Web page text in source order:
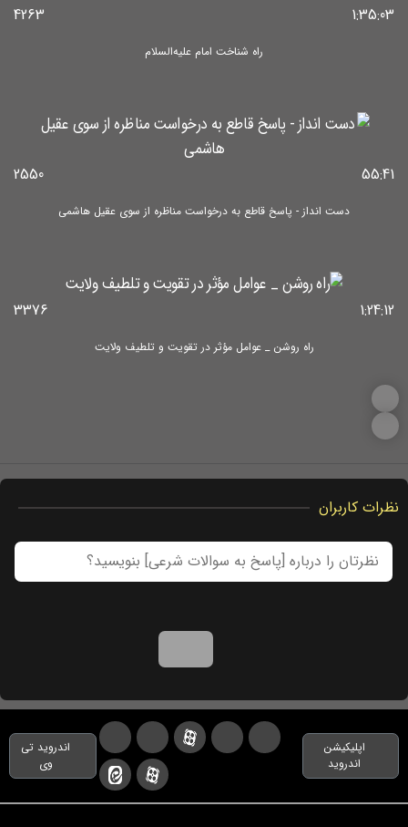
1:35:03
4263
راه شناخت امام علیه‌السلام
55:41
2550
دست انداز - پاسخ قاطع به درخواست مناظره از سوی عقیل هاشمی
1:24:12
3376
راه روشن _ عوامل مؤثر در تقویت و تلطیف ولایت
نظرات کاربران
اپلیکیشن
اندروید
اندروید تی
وی